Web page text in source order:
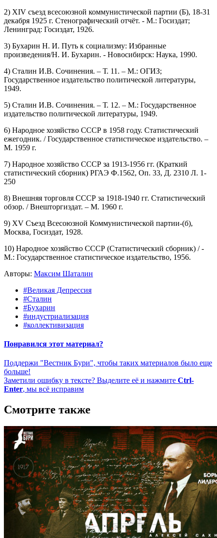
2) XIV съезд всесоюзной коммунистической партии (Б), 18-31
декабря 1925 г. Стенографический отчёт. - М.: Госиздат;
Ленинград: Госиздат, 1926.
3) Бухарин Н. И. Путь к социализму: Избранные
произведения/Н. И. Бухарин. - Новосибирск: Наука, 1990.
4) Сталин И.В. Cочинения. – Т. 11. – М.: ОГИЗ;
Государственное издательство политической литературы,
1949.
5) Сталин И.В. Cочинения. – Т. 12. – М.: Государственное
издательство политической литературы, 1949.
6) Народное хозяйство СССР в 1958 году. Статистический
ежегодник. / Государственное статистическое издательство. –
М. 1959 г.
7) Народное хозяйство СССР за 1913-1956 гг. (Краткий
статистический сборник) РГАЭ Ф.1562, Оп. 33, Д. 2310 Л. 1-
250
8) Внешняя торговля СССР за 1918-1940 гг. Статистический
обзор. / Внешторгиздат. – М. 1960 г.
9) XV Съезд Всесоюзной Коммунистической партии-(б),
Москва, Госиздат, 1928.
10) Народное хозяйство СССР (Статистический сборник) / -
М.: Государственное статистическое издательство, 1956.
Авторы: Максим Шаталин
#Великая Депрессия
#Сталин
#Бухарин
#индустриализация
#коллективизация
Понравился этот материал?
Поддержи "Вестник Бури", чтобы таких материалов было еще
больше!
Заметили ошибку в тексте? Выделите её и нажмите Ctrl-
Enter, мы всё исправим
Смотрите также